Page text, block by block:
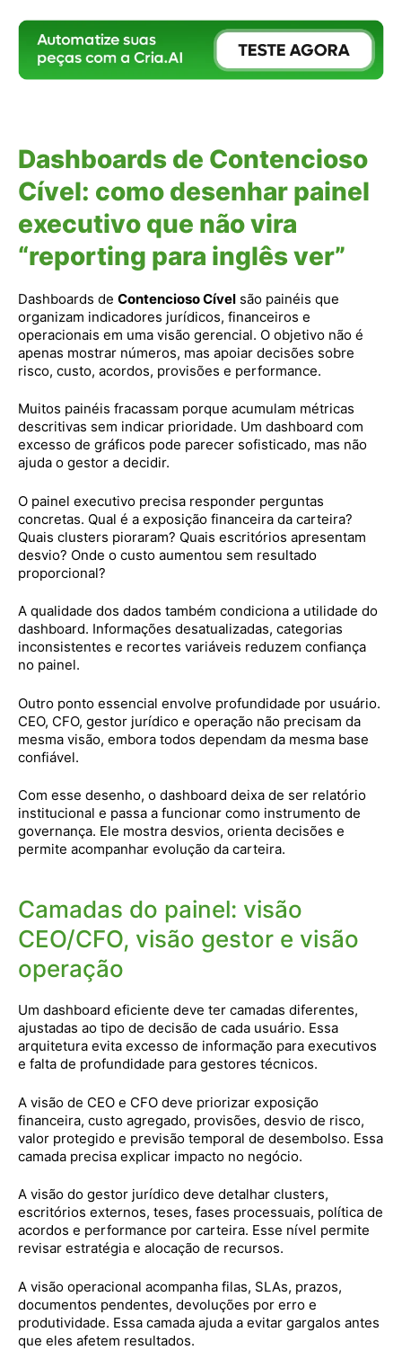
Dashboards de Contencioso
Cível: como desenhar painel
executivo que não vira
“reporting para inglês ver”
Dashboards de Contencioso Cível são painéis que
organizam indicadores jurídicos, financeiros e
operacionais em uma visão gerencial. O objetivo não é
apenas mostrar números, mas apoiar decisões sobre
risco, custo, acordos, provisões e performance.
Muitos painéis fracassam porque acumulam métricas
descritivas sem indicar prioridade. Um dashboard com
excesso de gráficos pode parecer sofisticado, mas não
ajuda o gestor a decidir.
O painel executivo precisa responder perguntas
concretas. Qual é a exposição financeira da carteira?
Quais clusters pioraram? Quais escritórios apresentam
desvio? Onde o custo aumentou sem resultado
proporcional?
A qualidade dos dados também condiciona a utilidade do
dashboard. Informações desatualizadas, categorias
inconsistentes e recortes variáveis reduzem confiança
no painel.
Outro ponto essencial envolve profundidade por usuário.
CEO, CFO, gestor jurídico e operação não precisam da
mesma visão, embora todos dependam da mesma base
confiável.
Com esse desenho, o dashboard deixa de ser relatório
institucional e passa a funcionar como instrumento de
governança. Ele mostra desvios, orienta decisões e
permite acompanhar evolução da carteira.
Camadas do painel: visão
CEO/CFO, visão gestor e visão
operação
Um dashboard eficiente deve ter camadas diferentes,
ajustadas ao tipo de decisão de cada usuário. Essa
arquitetura evita excesso de informação para executivos
e falta de profundidade para gestores técnicos.
A visão de CEO e CFO deve priorizar exposição
financeira, custo agregado, provisões, desvio de risco,
valor protegido e previsão temporal de desembolso. Essa
camada precisa explicar impacto no negócio.
A visão do gestor jurídico deve detalhar clusters,
escritórios externos, teses, fases processuais, política de
acordos e performance por carteira. Esse nível permite
revisar estratégia e alocação de recursos.
A visão operacional acompanha filas, SLAs, prazos,
documentos pendentes, devoluções por erro e
produtividade. Essa camada ajuda a evitar gargalos antes
que eles afetem resultados.